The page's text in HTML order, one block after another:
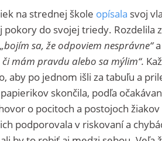
na strednej škole opísala svoj
do svojej triedy. Rozdelila
„bojím sa, že odpoviem nesprávne“a
mám pravdu alebo sa mýlim“.
aby po jednom išli za tabuľu a
skončila, podľa
o pocitoch a postojoch
podporovala v riskovaní a